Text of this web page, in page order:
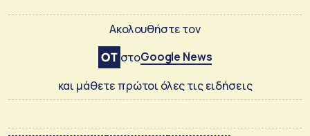
Ακολουθήστε τον
στοGoogle News
και μάθετε πρώτοι όλες τις ειδήσεις